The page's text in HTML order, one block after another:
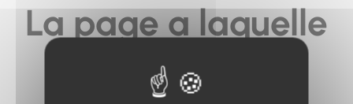
La page a laquelle
vous cherchez à